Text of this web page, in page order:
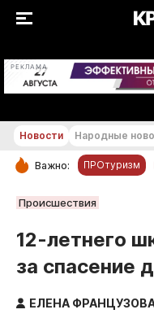
РЕКЛАМА
РУБРИКИ
Статьи
Народные
Новости Народные
Важно: ПРОтуризм
Происшествия
12-летнего
за спасение
ЕЛЕНА